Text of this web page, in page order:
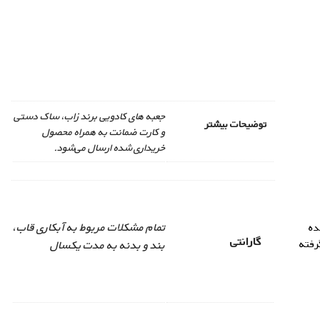
توضیحات بیشتر
جعبه های کادویی برند زاب، ساک دستی
و کارت ضمانت به همراه محصول
خریداری شده ارسال می‌شود.
گارانتی
تمام مشکلات مربوط به آبکاری قاب،
بند و بدنه به مدت یکسال